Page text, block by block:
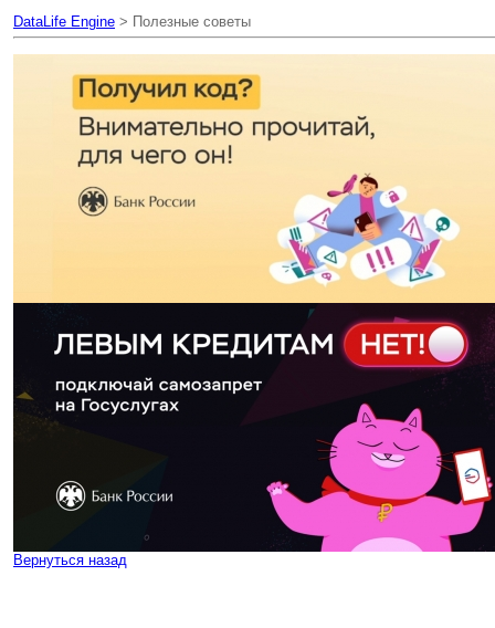
DataLife Engine > Полезные советы
Вернуться назад